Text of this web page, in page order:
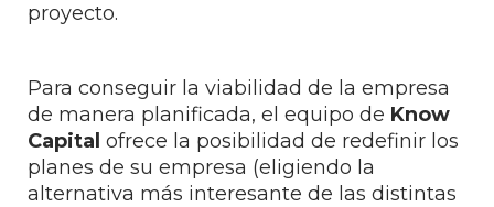
proyecto.
Para conseguir la viabilidad de la empresa
de manera planificada, el equipo de Know
Capital ofrece la posibilidad de redefinir los
planes de su empresa (eligiendo la
alternativa más interesante de las distintas